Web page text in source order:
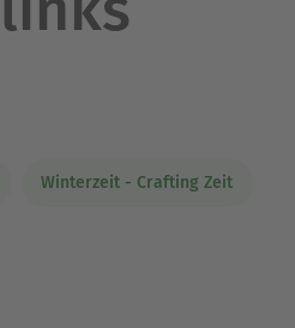
Winterzeit - Crafting Zeit